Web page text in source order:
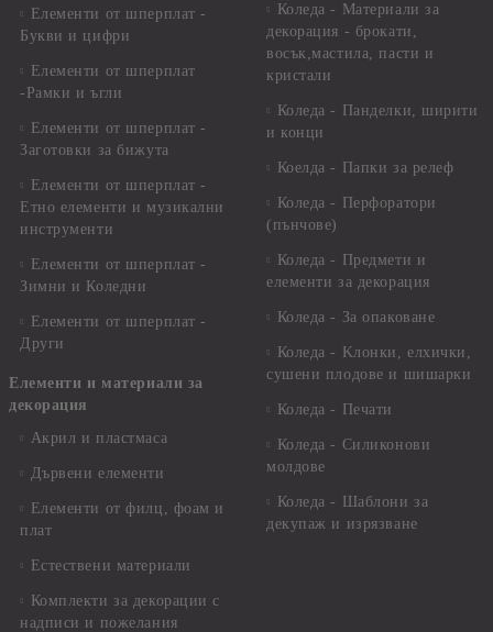
Елементи от шперплат -
Букви и цифри
Елементи от шперплат
-Рамки и ъгли
Елементи от шперплат -
Заготовки за бижута
Елементи от шперплат -
Етно елементи и музикални
инструменти
Елементи от шперплат -
Зимни и Коледни
Елементи от шперплат -
Други
Елементи и материали за
декорация
Акрил и пластмаса
Дървени елементи
Елементи от филц, фоам и
плат
Естествени материали
Комплекти за декорации с
надписи и пожелания
Коледа - Материали за
декорация - брокати,
восък,мастила, пасти и
кристали
Коледа - Панделки, ширити
и конци
Коелда - Папки за релеф
Коледа - Перфоратори
(пънчове)
Коледа - Предмети и
елементи за декорация
Коледа - За опаковане
Коледа - Kлонки, елхички,
сушени плодове и шишарки
Коледа - Печати
Коледа - Силиконови
молдове
Коледа - Шаблони за
декупаж и изрязване